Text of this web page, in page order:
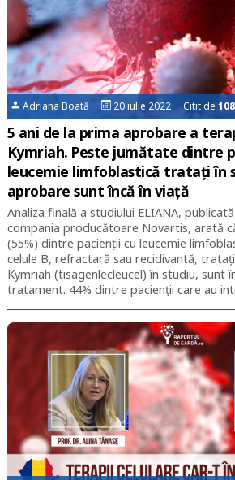
Adriana Boată 20 iulie 2022 Citit de
5 ani de la prima aprobare a
Kymriah. Peste jumătate dintre
leucemie limfoblastică tratați în
aprobare sunt încă în viață
Analiza finală a studiului ELIANA,
compania producătoare Novartis, arată
(55%) dintre pacienții cu leucemie
celule B, refractară sau recidivantă,
Kymriah (tisagenlecleucel) în studiu, sunt
tratament. 44% dintre pacienții care au